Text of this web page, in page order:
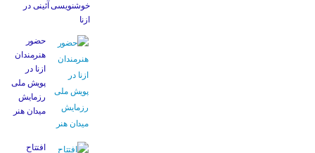
خوشنویسی آئینی در
ازنا
حضور
هنرمندان
ازنا در
پویش ملی
رزمایش
میدان هنر
افتتاح